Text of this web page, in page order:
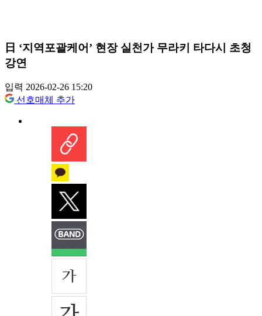
日 ‘지역포괄케어’ 현장 실천가 무라키 타다시 초청
강연
입력 2026-02-26 15:20
선호매체 추가